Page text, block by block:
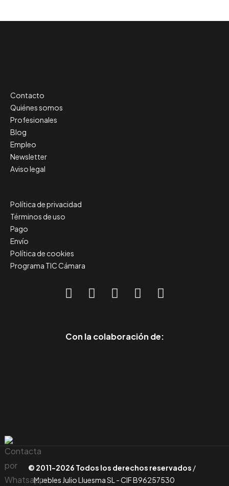
Contacto
Quiénes somos
Profesionales
Blog
Empleo
Newsletter
Aviso legal
Política de privacidad
Términos de uso
Pago
Envío
Política de cookies
Programa TIC Cámara
Con la colaboración de:
© 2011-2026 Todos los derechos reservados /
Muebles Julio Lluesma SL - CIF B96257530